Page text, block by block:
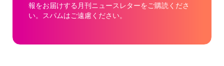
報をお届けする月刊ニュースレターをご購読くださ
い。スパムはご遠慮ください。